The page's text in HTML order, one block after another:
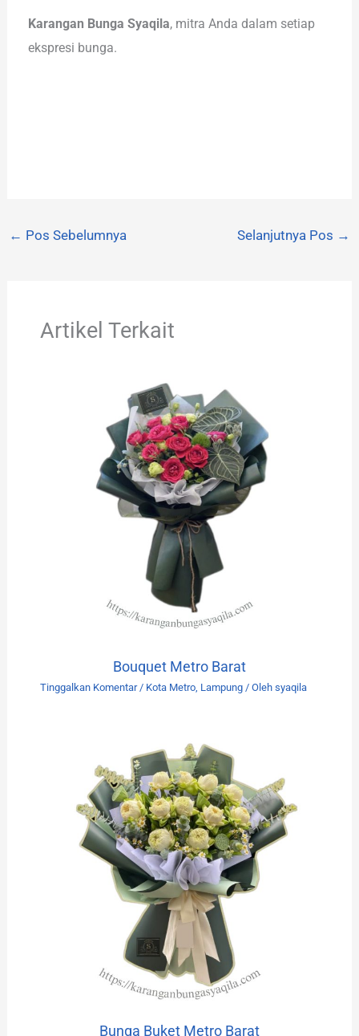
Karangan Bunga Syaqila, mitra Anda dalam setiap
ekspresi bunga.
← Pos Sebelumnya Selanjutnya Pos →
Artikel Terkait
Bouquet Metro Barat
Tinggalkan Komentar / Kota Metro, Lampung/ Oleh syaqila
Bunga Buket Metro Barat